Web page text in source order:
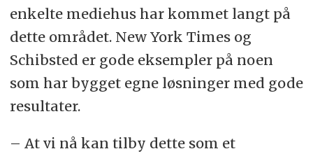
enkelte mediehus har kommet langt på
dette området. New York Times og
Schibsted er gode eksempler på noen
som har bygget egne løsninger med gode
resultater.
– At vi nå kan tilby dette som et